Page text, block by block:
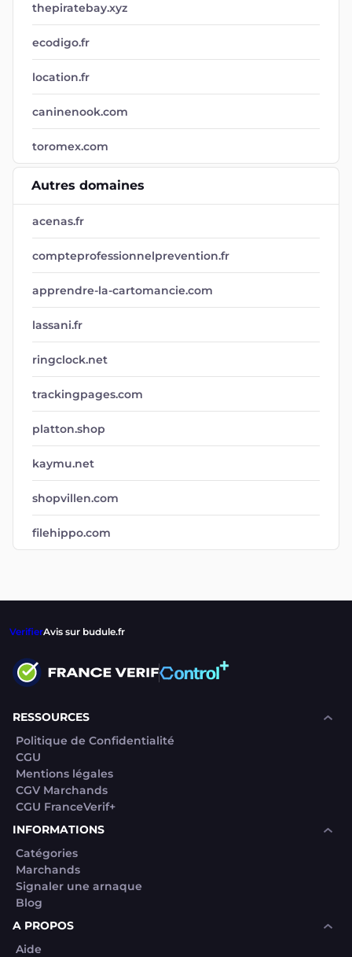
thepiratebay.xyz
ecodigo.fr
location.fr
caninenook.com
toromex.com
Autres domaines
acenas.fr
compteprofessionnelprevention.fr
apprendre-la-cartomancie.com
lassani.fr
ringclock.net
trackingpages.com
platton.shop
kaymu.net
shopvillen.com
filehippo.com
VerifierAvis sur budule.fr
RESSOURCES
Politique de Confidentialité
CGU
Mentions légales
CGV Marchands
CGU FranceVerif+
INFORMATIONS
Catégories
Marchands
Signaler une arnaque
Blog
A PROPOS
Aide